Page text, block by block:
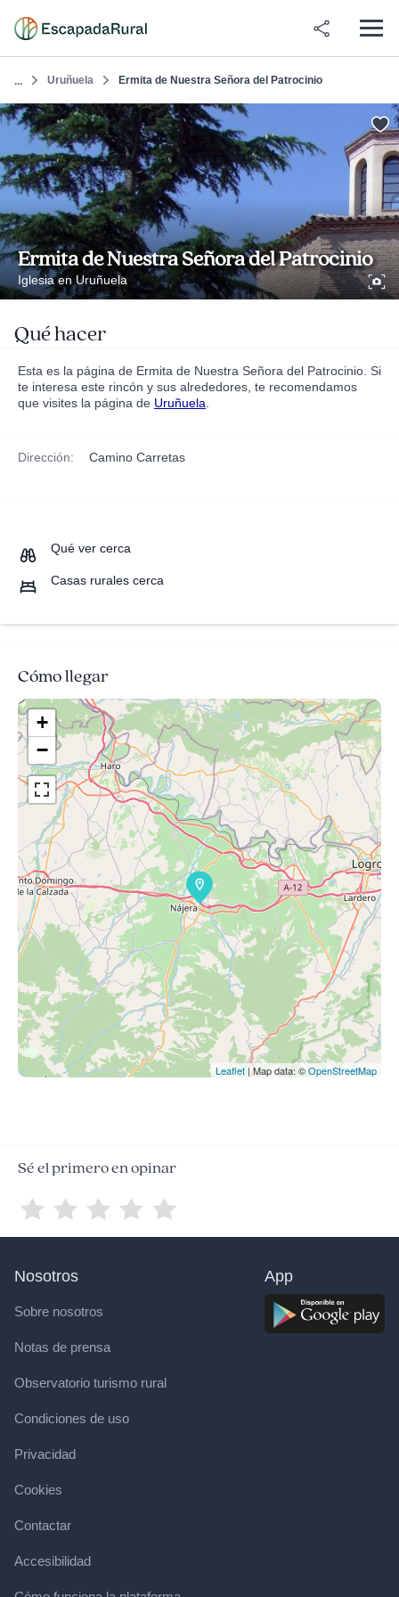
... Uruñuela Ermita de Nuestra Señora del Patrocinio
Ermita de Nuestra Señora del Patrocinio
Iglesia en Uruñuela
Qué hacer
Esta es la página de Ermita de Nuestra Señora del Patrocinio. Si
te interesa este rincón y sus alrededores, te recomendamos
que visites la página de Uruñuela
Dirección: Camino Carretas
Qué ver cerca
Casas rurales cerca
Cómo llegar
+
−
Leaflet | Map data: ©OpenStreetMap
Sé el primero en opinar
Nosotros
Sobre nosotros
Notas de prensa
Observatorio turismo rural
Condiciones de uso
Privacidad
Cookies
Contactar
Accesibilidad
App